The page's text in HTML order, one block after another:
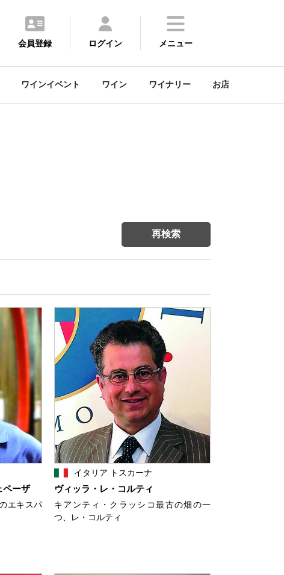
会員登録 ログイン メニュー
ワインイベント ワイン ワイナリー お店
再検索
ペーザ
エキスパ
イタリア トスカーナ
ヴィッラ・レ・コルティ
キアンティ・クラッシコ最古の畑の一
つ、レ・コルティ